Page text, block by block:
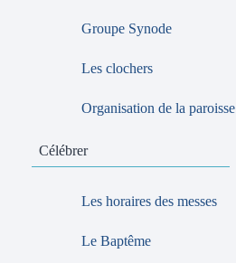
Groupe Synode
Les clochers
Organisation de la paroisse
Célébrer
Les horaires des messes
Le Baptême